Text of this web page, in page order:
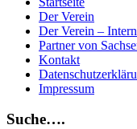
Der Verein
Der Verein – Intern
Partner von
Kontakt
Impressum
Suche….